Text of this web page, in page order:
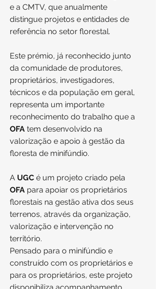
e a CMTV, que anualmente
distingue projetos e entidades de
referência no setor florestal.
Este prémio, já reconhecido junto
da comunidade de produtores,
proprietários, investigadores,
técnicos e da população em geral,
representa um importante
reconhecimento do trabalho que a
OFA tem desenvolvido na
valorização e apoio à gestão da
floresta de minifúndio.
A UGC é um projeto criado pela
OFA para apoiar os proprietários
florestais na gestão ativa dos seus
terrenos, através da organização,
valorização e intervenção no
território.
Pensado para o minifúndio e
construído com os proprietários e
para os proprietários, este projeto